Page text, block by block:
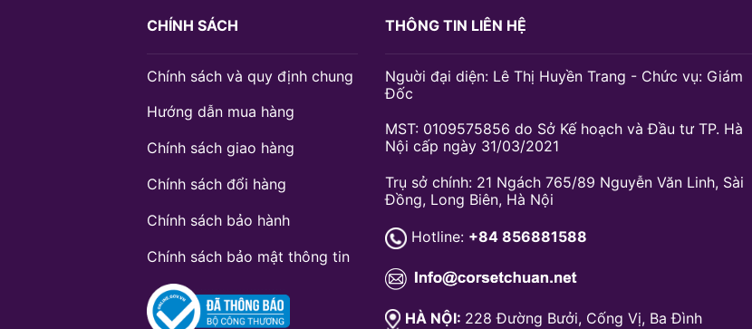
CHÍNH SÁCH
Chính sách và quy định chung
Hướng dẫn mua hàng
Chính sách giao hàng
Chính sách đổi hàng
Chính sách bảo hành
Chính sách bảo mật thông tin
THÔNG TIN LIÊN HỆ
Nguời đại diện: Lê Thị Huyền Trang - Chức vụ: Giám
Đốc
MST: 0109575856 do Sở Kế hoạch và Đầu tư TP. Hà
Nội cấp ngày 31/03/2021
Trụ sở chính: 21 Ngách 765/89 Nguyễn Văn Linh, Sài
Đồng, Long Biên, Hà Nội
Hotline: +84 856881588
HÀ NỘI: 228 Đường Bưởi, Cống Vị, Ba Đình